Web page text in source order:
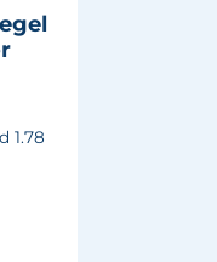
1.78